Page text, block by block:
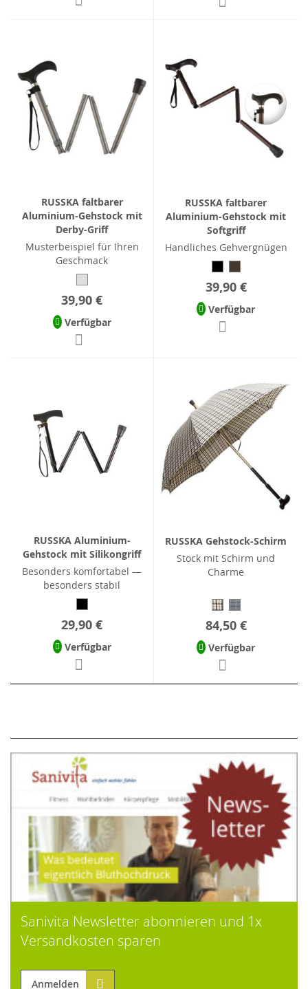
RUSSKA faltbarer
Aluminium-Gehstock mit
Derby-Griff
Musterbeispiel für Ihren
Geschmack
39,90 €
Verfügbar
RUSSKA faltbarer
Aluminium-Gehstock mit
Softgriff
Handliches Gehvergnügen
39,90 €
Verfügbar
RUSSKA Aluminium-
Gehstock mit Silikongriff
Besonders komfortabel —
besonders stabil
29,90 €
Verfügbar
RUSSKA Gehstock-Schirm
Stock mit Schirm und
Charme
84,50 €
Verfügbar
Sanivita Newsletter abonnieren und 1x
Versandkosten sparen
Anmelden